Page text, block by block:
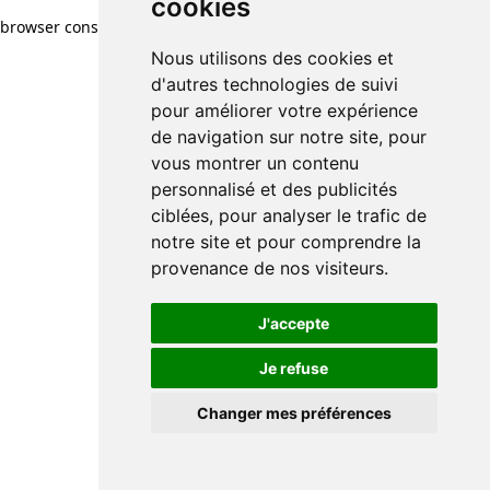
cookies
Nous utilisons des cookies et
d'autres technologies de suivi
pour améliorer votre expérience
de navigation sur notre site, pour
vous montrer un contenu
personnalisé et des publicités
ciblées, pour analyser le trafic de
notre site et pour comprendre la
provenance de nos visiteurs.
J'accepte
Je refuse
Changer mes préférences
browser console for more information)